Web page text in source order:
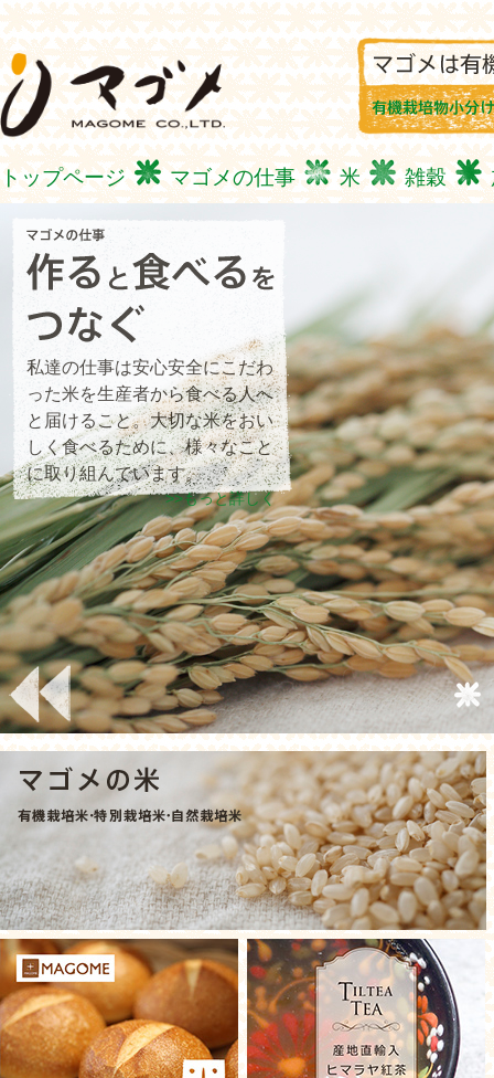
トップページ マゴメの仕事 米 雑穀
私達の仕事は安心安全にこだわ
った米を生産者から食べる人へ
と届けること。大切な米をおい
しく食べるために、様々なこと
に取り組んでいます。
>>もっと詳しく